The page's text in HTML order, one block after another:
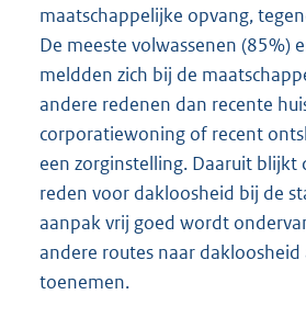
maatschappelijke opvang,
De meeste volwassenen (85%)
meldden zich bij de
andere redenen dan recente
corporatiewoning of recent
een zorginstelling. Daaruit blijkt
reden voor dakloosheid bij de
aanpak vrij goed wordt
andere routes naar
toenemen.